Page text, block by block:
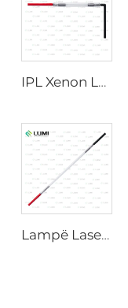
IPL Xenon Lamp P1491 – 9×45×95 mm
Lampë Laser Xenoni L2851-5×105×175 mm